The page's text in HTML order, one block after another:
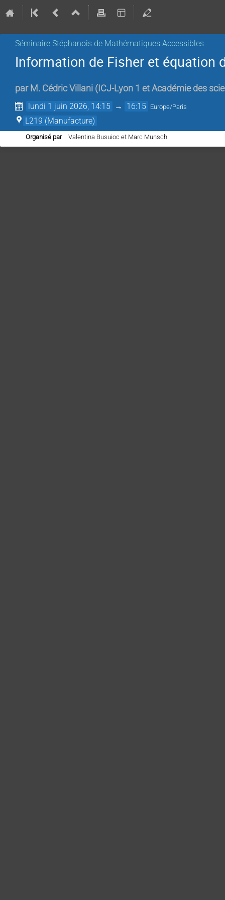
Séminaire Stéphanois de Mathématiques Accessibles
Information de Fisher et équation
par M. Cédric Villani ( ICJ-Lyon 1 et Académie des
lundi 1 juin 2026, 14:15 → 16:15 Europe/Paris
L219 (Manufacture)
Organisé par Valentina Busuioc et Marc Munsch